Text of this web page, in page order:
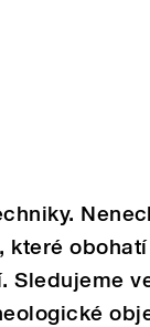
které
Sledujeme